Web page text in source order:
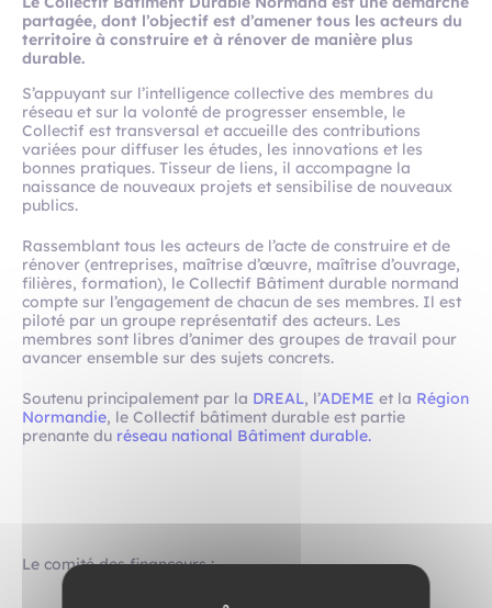
partagée, dont l’objectif est d’amener tous les acteurs du
territoire à construire et à rénover de manière plus
durable.
S’appuyant sur l’intelligence collective des membres du
réseau et sur la volonté de progresser ensemble, le
Collectif est transversal et accueille des contributions
variées pour diffuser les études, les innovations et les
bonnes pratiques. Tisseur de liens, il accompagne la
naissance de nouveaux projets et sensibilise de nouveaux
publics.
Rassemblant tous les acteurs de l’acte de construire et de
rénover (entreprises, maîtrise d’œuvre, maîtrise d’ouvrage,
filières, formation), le Collectif Bâtiment durable normand
compte sur l’engagement de chacun de ses membres. Il est
piloté par un groupe représentatif des acteurs. Les
membres sont libres d’animer des groupes de travail pour
avancer ensemble sur des sujets concrets.
Soutenu principalement par la DREAL, l’ADEME et la Région
Normandie, le Collectif bâtiment durable est partie
prenante du réseau national Bâtiment durable.
Le comité des financeurs :